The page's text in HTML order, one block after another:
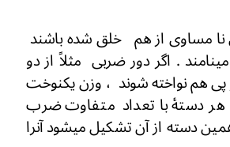
مساوی از هم خلق شده باشند
. اگر دور ضربی مثلاً از دو
هم نواخته شوند ، وزن یکنوخت
دستۀ با تعداد متفاوت ضرب
دسته از آن تشکیل میشود آنرا